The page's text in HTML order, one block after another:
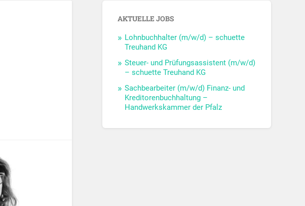
AKTUELLE JOBS
Lohnbuchhalter (m/w/d) – schuette
Treuhand KG
Steuer- und Prüfungsassistent (m/w/d)
– schuette Treuhand KG
Sachbearbeiter (m/w/d) Finanz- und
Kreditorenbuchhaltung –
Handwerkskammer der Pfalz